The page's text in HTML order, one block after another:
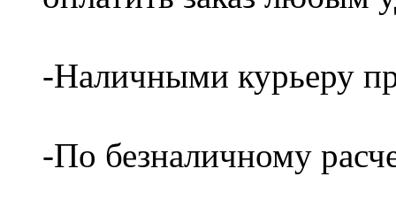
-Наличными курьеру
-По безналичному